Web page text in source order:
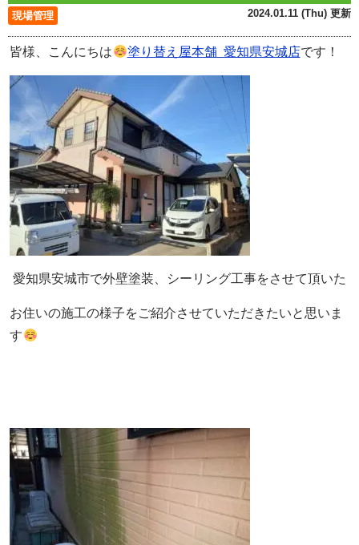
現場管理 2024.01.11 (Thu) 更新
皆様、こんにちは 塗り替え屋本舗 愛知県安城店です！
愛知県安城市で外壁塗装、シーリング工事をさせて頂いた
お住いの施工の様子をご紹介させていただきたいと思いま
す